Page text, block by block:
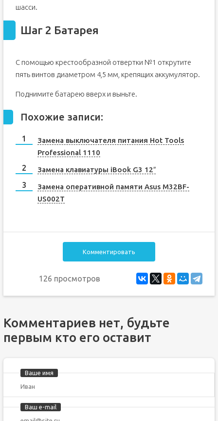
шасси.
Шаг 2 Батарея
С помощью крестообразной отвертки №1 открутите
пять винтов диаметром 4,5 мм, крепящих аккумулятор.
Поднимите батарею вверх и выньте.
Похожие записи:
Замена выключателя питания Hot Tools
Professional 1110
Замена клавиатуры iBook G3 12″
Замена оперативной памяти Asus M32BF-
US002T
Комментировать
126 просмотров
Комментариев нет, будьте
первым кто его оставит
Ваше имя
Ваш e-mail